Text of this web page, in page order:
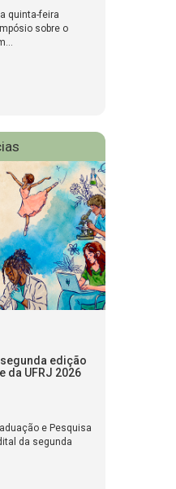
quinta-feira
sobre o
edição
da UFRJ 2026
e Pesquisa
da segunda